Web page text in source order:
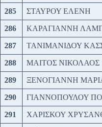
285 ΣΤΑΥΡΟΥ ΕΛΕΝΗ
286 ΚΑΡΑΓΙΑΝΝΗ
287 ΤΑΝΙΜΑΝΙΔΟΥ
288 ΜΑΙΤΟΣ ΝΙΚΟΛΑΟΣ
289 ΞΕΝΟΓΙΑΝΝΗ
290 ΓΙΑΝΝΟΠΟΥΛΟΥ
291 ΧΑΡΙΣΚΟΥ